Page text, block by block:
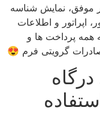
موفق، نمایش شناسه
اپراتور و اطلاعات
همه پرداخت ها و
گرویتی فرم 😍
درگاه